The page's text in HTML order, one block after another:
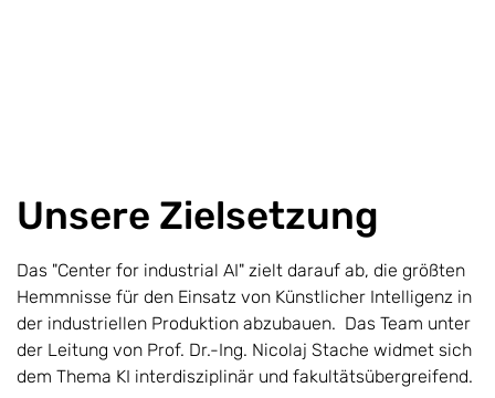
Unsere Zielsetzung
Das "Center for industrial AI" zielt darauf ab, die größten
Hemmnisse für den Einsatz von Künstlicher Intelligenz in
der industriellen Produktion abzubauen. Das Team unter
der Leitung von Prof. Dr.-Ing. Nicolaj Stache widmet sich
dem Thema KI interdisziplinär und fakultätsübergreifend.